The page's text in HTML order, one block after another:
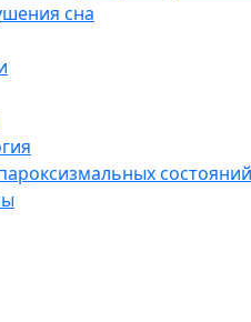
сна
состояний